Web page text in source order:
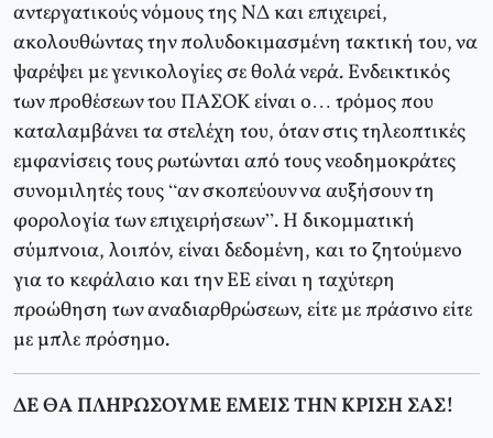
αντεργατικούς νόμους της ΝΔ και επιχειρεί,
ακολουθώντας την πολυδοκιμασμένη τακτική του, να
ψαρέψει με γενικολογίες σε θολά νερά. Ενδεικτικός
των προθέσεων του ΠΑΣΟΚ είναι ο… τρόμος που
καταλαμβάνει τα στελέχη του, όταν στις τηλεοπτικές
εμφανίσεις τους ρωτώνται από τους νεοδημοκράτες
συνομιλητές τους “αν σκοπεύουν να αυξήσουν τη
φορολογία των επιχειρήσεων”. Η δικομματική
σύμπνοια, λοιπόν, είναι δεδομένη, και το ζητούμενο
για το κεφάλαιο και την ΕΕ είναι η ταχύτερη
προώθηση των αναδιαρθρώσεων, είτε με πράσινο είτε
με μπλε πρόσημο.
ΔΕ ΘΑ ΠΛΗΡΩΣΟΥΜΕ ΕΜΕΙΣ ΤΗΝ ΚΡΙΣΗ ΣΑΣ!